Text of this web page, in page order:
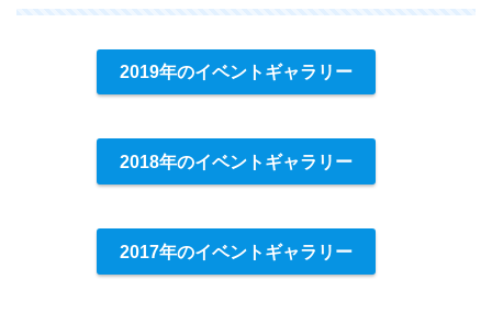
2019年のイベントギャラリー
2018年のイベントギャラリー
2017年のイベントギャラリー